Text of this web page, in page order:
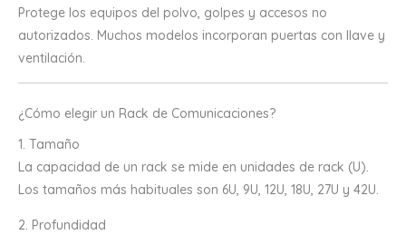
Protege los equipos del polvo, golpes y accesos no
autorizados. Muchos modelos incorporan puertas con llave y
ventilación.
¿Cómo elegir un Rack de Comunicaciones?
1. Tamaño
La capacidad de un rack se mide en unidades de rack (U).
Los tamaños más habituales son 6U, 9U, 12U, 18U, 27U y 42U.
2. Profundidad